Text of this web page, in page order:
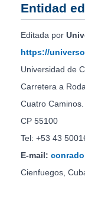
Entidad
Editada por
https://
Universidad de
Carretera a
Cuatro
CP 55100
Tel: +53 43
E-mail:
Cienfuegos,